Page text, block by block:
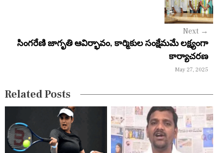
o
Next →
సింగరేణి జాగృతి ఆవిర్భావం, కార్మికుల సంక్షేమమే లక్ష్యంగా
కార్యాచరణ
May 27, 2025
Related Posts